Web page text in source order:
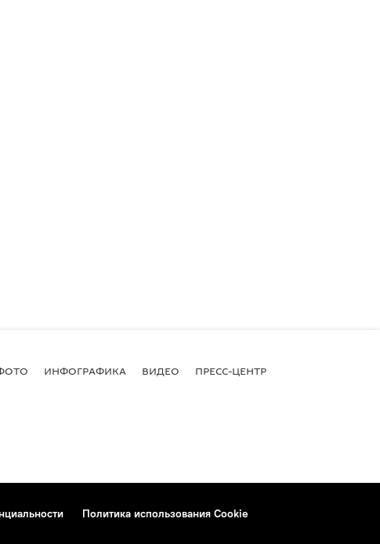
ИНФОГРАФИКА ВИДЕО ПРЕСС-ЦЕНТР
Политика использования Cookie